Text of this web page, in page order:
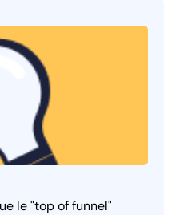
le "top of funnel"